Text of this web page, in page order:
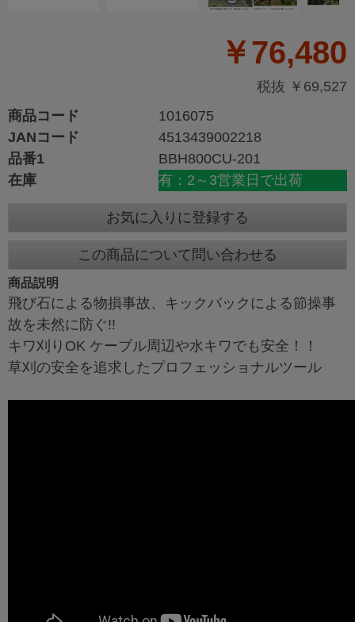
￥76,480
税抜 ￥69,527
商品コード
1016075
JANコード
4513439002218
品番1
BBH800CU-201
在庫
有：2～3営業日で出荷
お気に入りに登録する
この商品について問い合わせる
商品説明
飛び石による物損事故、キックバックによる節操事
故を未然に防ぐ!!
キワ刈りOK ケーブル周辺や水キワでも安全！！
草刈の安全を追求したプロフェッショナルツール